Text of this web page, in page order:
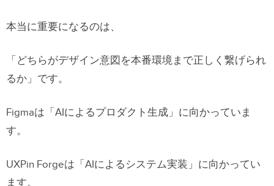
本当に重要になるのは、
「どちらがデザイン意図を本番環境まで正しく繋げられ
るか」です。
Figmaは「AIによるプロダクト生成」に向かっていま
す。
UXPin Forgeは「AIによるシステム実装」に向かってい
ます。